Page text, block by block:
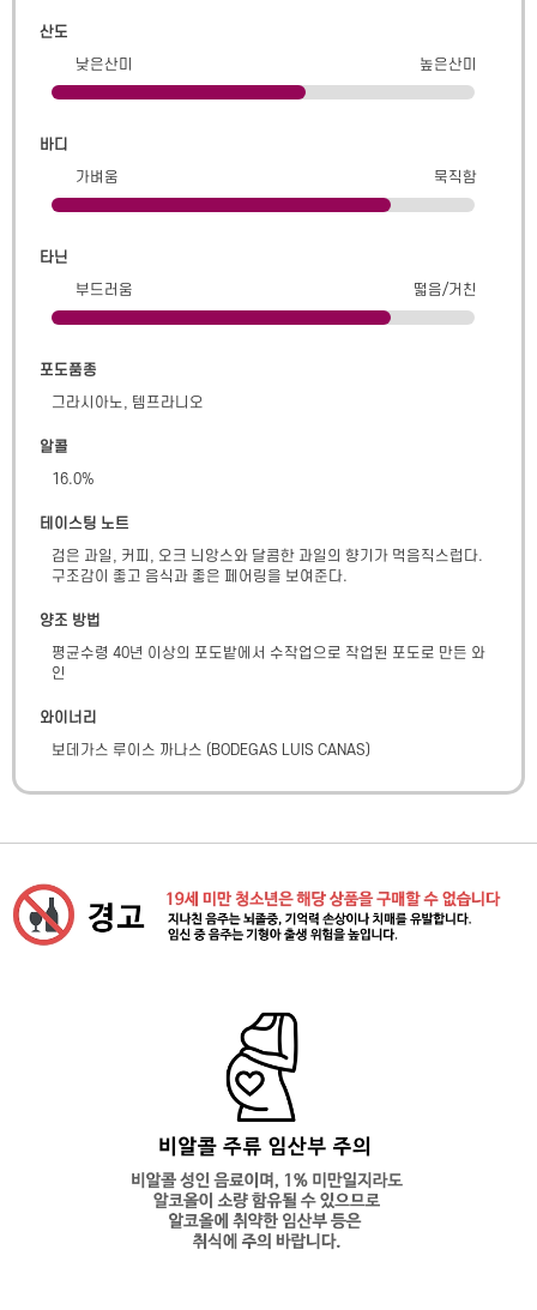
산도
낮은산미
높은산미
바디
가벼움
묵직함
타닌
부드러움
떫음/거친
포도품종
그라시아노, 템프라니오
알콜
16.0%
테이스팅 노트
검은 과일, 커피, 오크 늬앙스와 달콤한 과일의 향기가 먹음직스럽다.
구조감이 좋고 음식과 좋은 페어링을 보여준다.
양조 방법
평균수령 40년 이상의 포도밭에서 수작업으로 작업된 포도로 만든 와
인
와이너리
보데가스 루이스 까나스 ( BODEGAS LUIS CANAS)